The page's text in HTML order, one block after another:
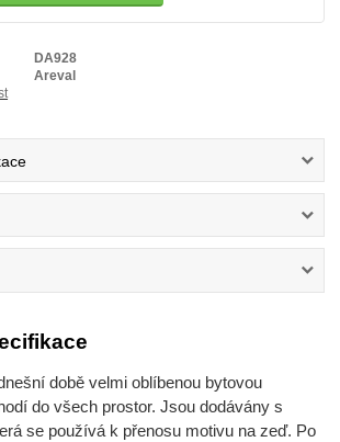
DA928
Areval
době velmi oblíbenou bytovou
do všech prostor. Jsou dodávány s
se používá k přenosu motivu na zeď. Po